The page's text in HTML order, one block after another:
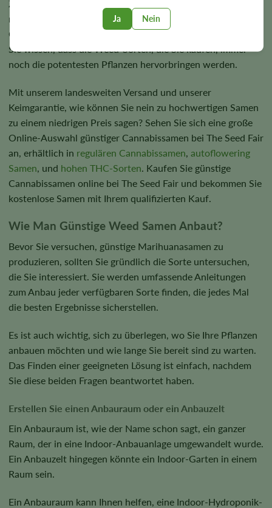
Ja Nein
Züchtern ermöglicht, hochwertige Cannabissamen zu einem
niedrigen Preis auszuprobieren. Wir beziehen unsere
Cannabissamen von den besten Züchtern weltweit, sodass
Sie wissen, dass die Weed-Sorten, die Sie kaufen, immer
noch die potentesten Pflanzen hervorbringen werden.
Mit unserem landesweiten Versand und unserer
Keimgarantie, wie können Sie nein zu hochwertigen Samen
zu einem niedrigen Preis sagen? Sehen Sie sich eine große
Online-Auswahl günstiger Cannabissamen bei The Seed Fair
an, erhältlich in regulären Cannabissamen, autoflowering
Samen, und hohen THC-Sorten. Kaufen Sie günstige
Cannabissamen online bei The Seed Fair und bekommen Sie
kostenlose Samen mit Ihrem qualifizierten Kauf.
Wie Man Günstige Weed Samen Anbaut?
Bevor Sie versuchen, günstige Marihuanasamen zu
produzieren, sollten Sie gründlich die Sorte untersuchen,
die Sie interessiert. Sie werden umfassende Anleitungen
zum Anbau jeder verfügbaren Sorte finden, die jedes Mal
die besten Ergebnisse sicherstellen.
Es ist auch wichtig, sich zu überlegen, wo Sie Ihre Pflanzen
anbauen möchten und wie lange Sie bereit sind zu warten.
Das Finden einer geeigneten Lösung ist einfach, nachdem
Sie diese beiden Fragen beantwortet haben.
Erstellen Sie einen Anbauraum oder ein Anbauzelt
Ein Anbauraum ist, wie der Name schon sagt, ein ganzer
Raum, der in eine Indoor-Anbauanlage umgewandelt wurde.
Ein Anbauzelt hingegen könnte ein Indoor-Garten in einem
Raum sein.
Ein Anbauraum kann Ihnen helfen, eine Indoor-Hydroponik-